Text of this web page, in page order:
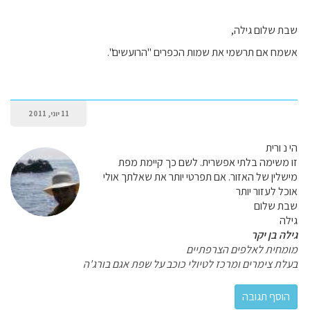
שבת שלום גילה,
אשמח אם תרשמי את שמות הכפרים "הרועשים".
11 יוני, 2011
הי נ ורית
זו משימה בלתי אפשרית. לשם כך קיימת מפת
מישלין של האזור. אם תפרטי יותר את שאלתך אולי
אוכל לעזור יותר
שבת שלום
גילה
גילה בן יקר
מומחית לאלפים הצרפתיים
בעלת צימרים ומרכז לטיולי כוכב על שפת אגם בורג'ה